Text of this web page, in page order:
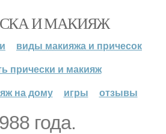
И МАКИЯЖ
виды макияжа и причесок
прически и макияж
на дому
игры отзывы
года.